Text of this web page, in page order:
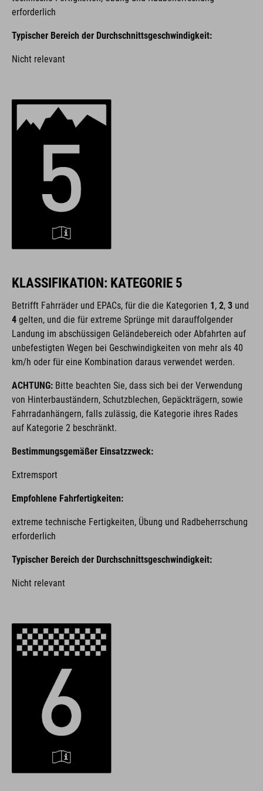
erforderlich
Typischer Bereich der Durchschnittsgeschwindigkeit:
Nicht relevant
KLASSIFIKATION: KATEGORIE 5
Betrifft Fahrräder und EPACs, für die die Kategorien 1, 2, 3 und
4 gelten, und die für extreme Sprünge mit darauffolgender
Landung im abschüssigen Geländebereich oder Abfahrten auf
unbefestigten Wegen bei Geschwindigkeiten von mehr als 40
km/h oder für eine Kombination daraus verwendet werden.
ACHTUNG: Bitte beachten Sie, dass sich bei der Verwendung
von Hinterbauständern, Schutzblechen, Gepäckträgern, sowie
Fahrradanhängern, falls zulässig, die Kategorie ihres Rades
auf Kategorie 2 beschränkt.
Bestimmungsgemäßer Einsatzzweck:
Extremsport
Empfohlene Fahrfertigkeiten:
extreme technische Fertigkeiten, Übung und Radbeherrschung
erforderlich
Typischer Bereich der Durchschnittsgeschwindigkeit:
Nicht relevant